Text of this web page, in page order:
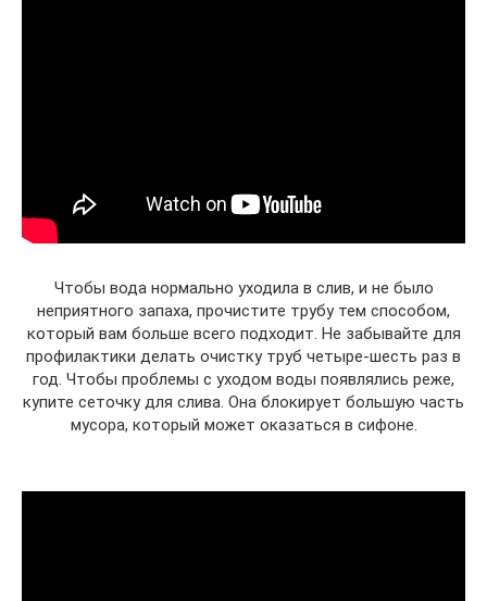
Чтобы вода нормально уходила в слив, и не было
неприятного запаха, прочистите трубу тем способом,
который вам больше всего подходит. Не забывайте для
профилактики делать очистку труб четыре-шесть раз в
год. Чтобы проблемы с уходом воды появлялись реже,
купите сеточку для слива. Она блокирует большую часть
мусора, который может оказаться в сифоне.